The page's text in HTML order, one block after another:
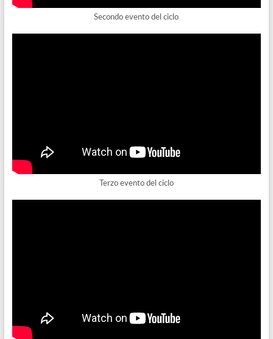
Secondo evento del ciclo
Terzo evento del ciclo